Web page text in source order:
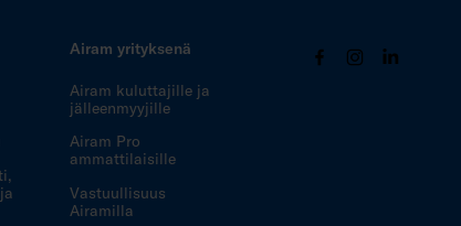
Airam yrityksenä
Airam kuluttajille ja
jälleenmyyjille
Airam Pro
ammattilaisille
Vastuullisuus
Airamilla